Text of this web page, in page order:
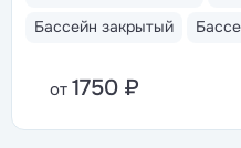
Бассейн закрытый
от 1750 ₽